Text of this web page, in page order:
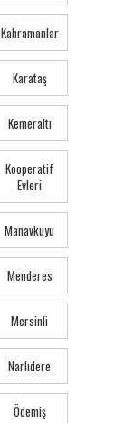
Kahramanlar
Karataş
Kemeraltı
Kooperatif
Evleri
Manavkuyu
Menderes
Mersinli
Narlıdere
Ödemiş